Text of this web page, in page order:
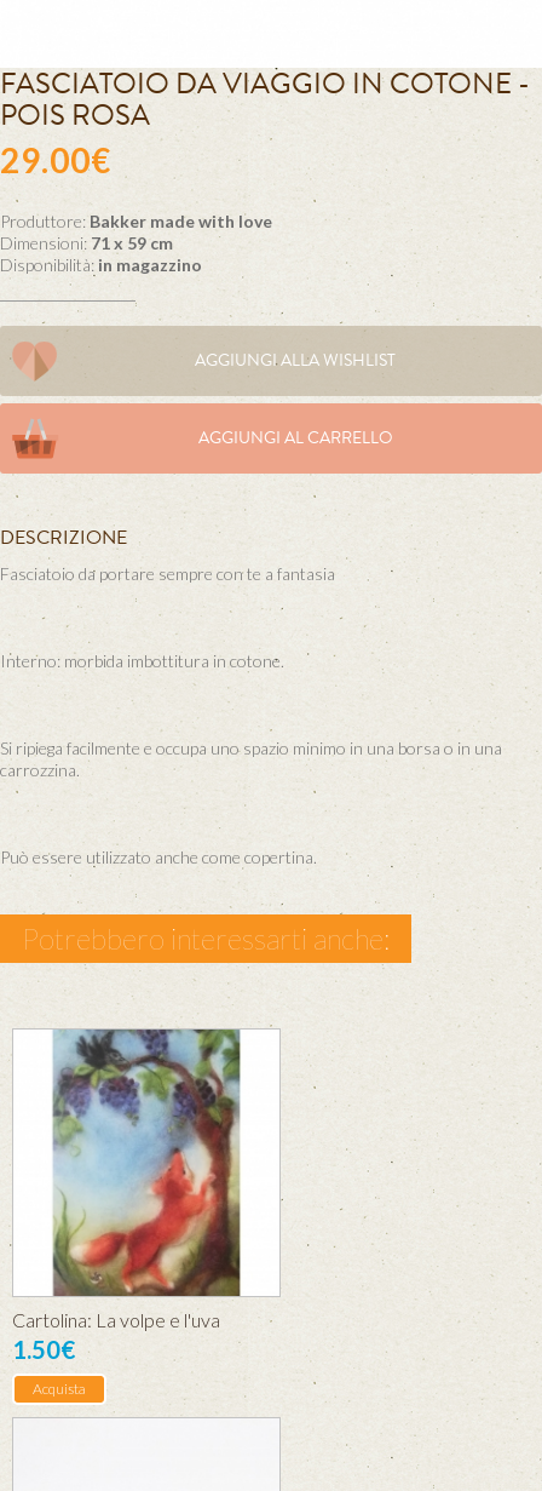
FASCIATOIO DA VIAGGIO IN COTONE -
POIS ROSA
29.00€
Produttore: Bakker made with love
Dimensioni: 71 x 59 cm
Disponibilità: in magazzino
AGGIUNGI ALLA WISHLIST
AGGIUNGI AL CARRELLO
DESCRIZIONE
Fasciatoio da portare sempre con te a fantasia
Interno: morbida imbottitura in cotone.
Si ripiega facilmente e occupa uno spazio minimo in una borsa o in una
carrozzina.
Può essere utilizzato anche come copertina.
Potrebbero interessarti anche:
Cartolina: La volpe e l'uva
1.50€
Acquista